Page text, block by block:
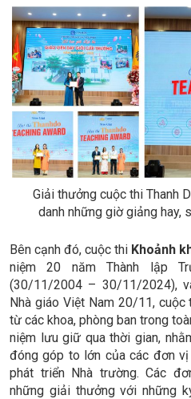
Giải thưởng cuộc thi Thanh
danh những giờ giảng hay,
Bên cạnh đó, cuộc thi Khoảnh
niệm 20 năm Thành lập
(30/11/2004 – 30/11/2024),
Nhà giáo Việt Nam 20/11,
từ các khoa, phòng ban trong
niệm lưu giữ qua thời gian,
đóng góp to lớn của các đơn
phát triển Nhà trường. Các
những giải thưởng với những